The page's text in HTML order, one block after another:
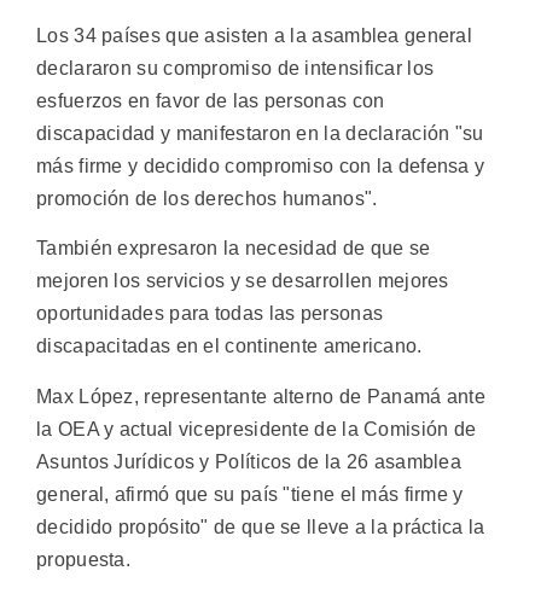
Los 34 países que asisten a la asamblea general
declararon su compromiso de intensificar los
esfuerzos en favor de las personas con
discapacidad y manifestaron en la declaración "su
más firme y decidido compromiso con la defensa y
promoción de los derechos humanos".
También expresaron la necesidad de que se
mejoren los servicios y se desarrollen mejores
oportunidades para todas las personas
discapacitadas en el continente americano.
Max López, representante alterno de Panamá ante
la OEA y actual vicepresidente de la Comisión de
Asuntos Jurídicos y Políticos de la 26 asamblea
general, afirmó que su país "tiene el más firme y
decidido propósito" de que se lleve a la práctica la
propuesta.